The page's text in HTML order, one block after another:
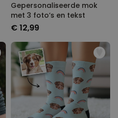
Gepersonaliseerde mok
met 3 foto’s en tekst
€ 12,99